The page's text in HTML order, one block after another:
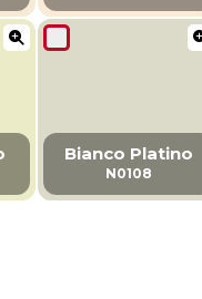
Bianco Platino
N0108